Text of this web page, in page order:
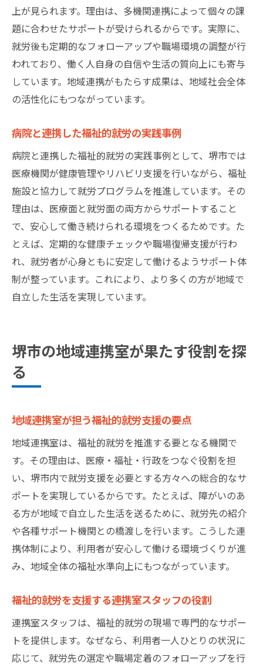
上が見られます。理由は、多機関連携によって個々の課
題に合わせたサポートが受けられるからです。実際に、
就労後も定期的なフォローアップや職場環境の調整が行
われており、働く人自身の自信や生活の質向上にも寄与
しています。地域連携がもたらす成果は、地域社会全体
の活性化にもつながっています。
病院と連携した福祉的就労の実践事例
病院と連携した福祉的就労の実践事例として、堺市では
医療機関が健康管理やリハビリ支援を行いながら、福祉
施設と協力して就労プログラムを推進しています。その
理由は、医療面と就労面の両方からサポートすること
で、安心して働き続けられる環境をつくるためです。た
とえば、定期的な健康チェックや職場復帰支援が行わ
れ、就労者が心身ともに安定して働けるようサポート体
制が整っています。これにより、より多くの方が地域で
自立した生活を実現しています。
堺市の地域連携室が果たす役割を探
る
地域連携室が担う福祉的就労支援の要点
地域連携室は、福祉的就労を推進する要となる機関で
す。その理由は、医療・福祉・行政をつなぐ役割を担
い、堺市内で就労支援を必要とする方々への総合的なサ
ポートを実現しているからです。たとえば、障がいのあ
る方が地域で自立した生活を送るために、就労先の紹介
や各種サポート機関との橋渡しを行います。こうした連
携体制により、利用者が安心して働ける環境づくりが進
み、地域全体の福祉水準向上にもつながっています。
福祉的就労を支援する連携室スタッフの役割
連携室スタッフは、福祉的就労の現場で専門的なサポー
トを提供します。なぜなら、利用者一人ひとりの状況に
応じて、就労先の選定や職場定着のフォローアップを行